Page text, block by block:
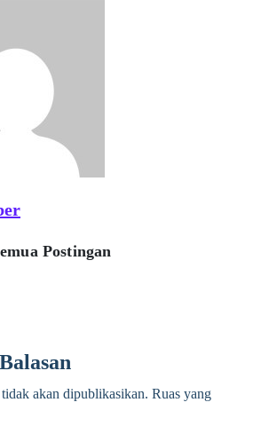
Postingan
akan dipublikasikan. Ruas yang